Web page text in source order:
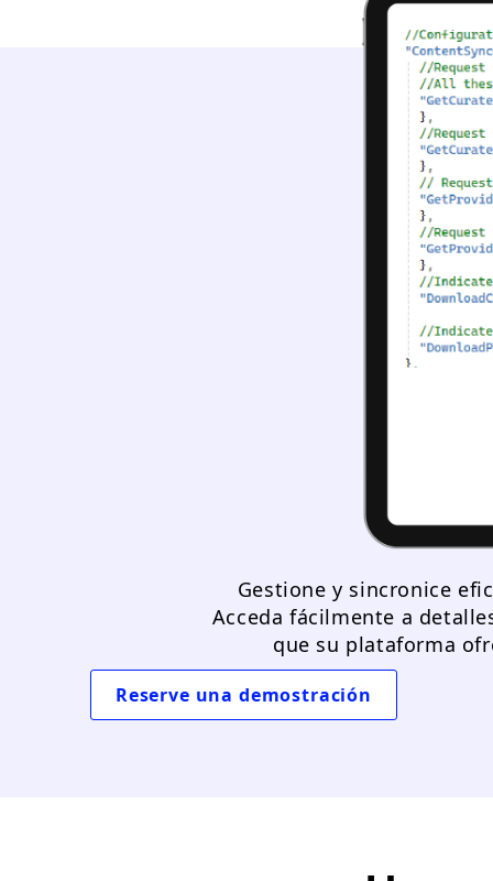
Gestione y sincronice
Acceda fácilmente a
que su plataforma
Reserve una demostración